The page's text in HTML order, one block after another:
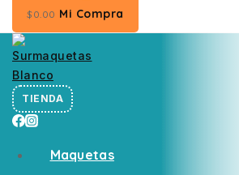
$0 .00 Mi Compra
TIENDA
Maquetas